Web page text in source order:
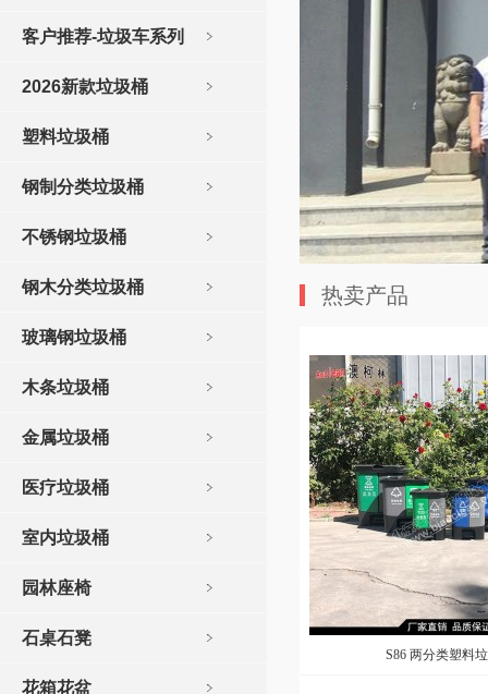
客户推荐-垃圾车系列
2026新款垃圾桶
塑料垃圾桶
钢制分类垃圾桶
不锈钢垃圾桶
钢木分类垃圾桶
玻璃钢垃圾桶
木条垃圾桶
金属垃圾桶
医疗垃圾桶
室内垃圾桶
园林座椅
石桌石凳
花箱花盆
热卖产品
S86 两分类塑料